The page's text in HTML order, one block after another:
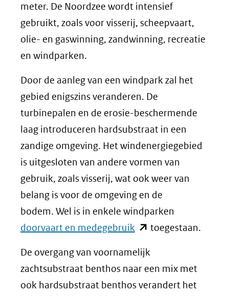
meter. De Noordzee wordt intensief
gebruikt, zoals voor visserij, scheepvaart,
olie- en gaswinning, zandwinning, recreatie
en windparken.
Door de aanleg van een windpark zal het
gebied enigszins veranderen. De
turbinepalen en de erosie-beschermende
laag introduceren hardsubstraat in een
zandige omgeving. Het windenergiegebied
is uitgesloten van andere vormen van
gebruik, zoals visserij, wat ook weer van
belang is voor de omgeving en de
bodem. Wel is in enkele windparken
doorvaart en medegebruik (opent
nieuw
toegestaan.
De overgang van voornamelijk
zachtsubstraat benthos naar een mix met
ook hardsubstraat benthos verandert het